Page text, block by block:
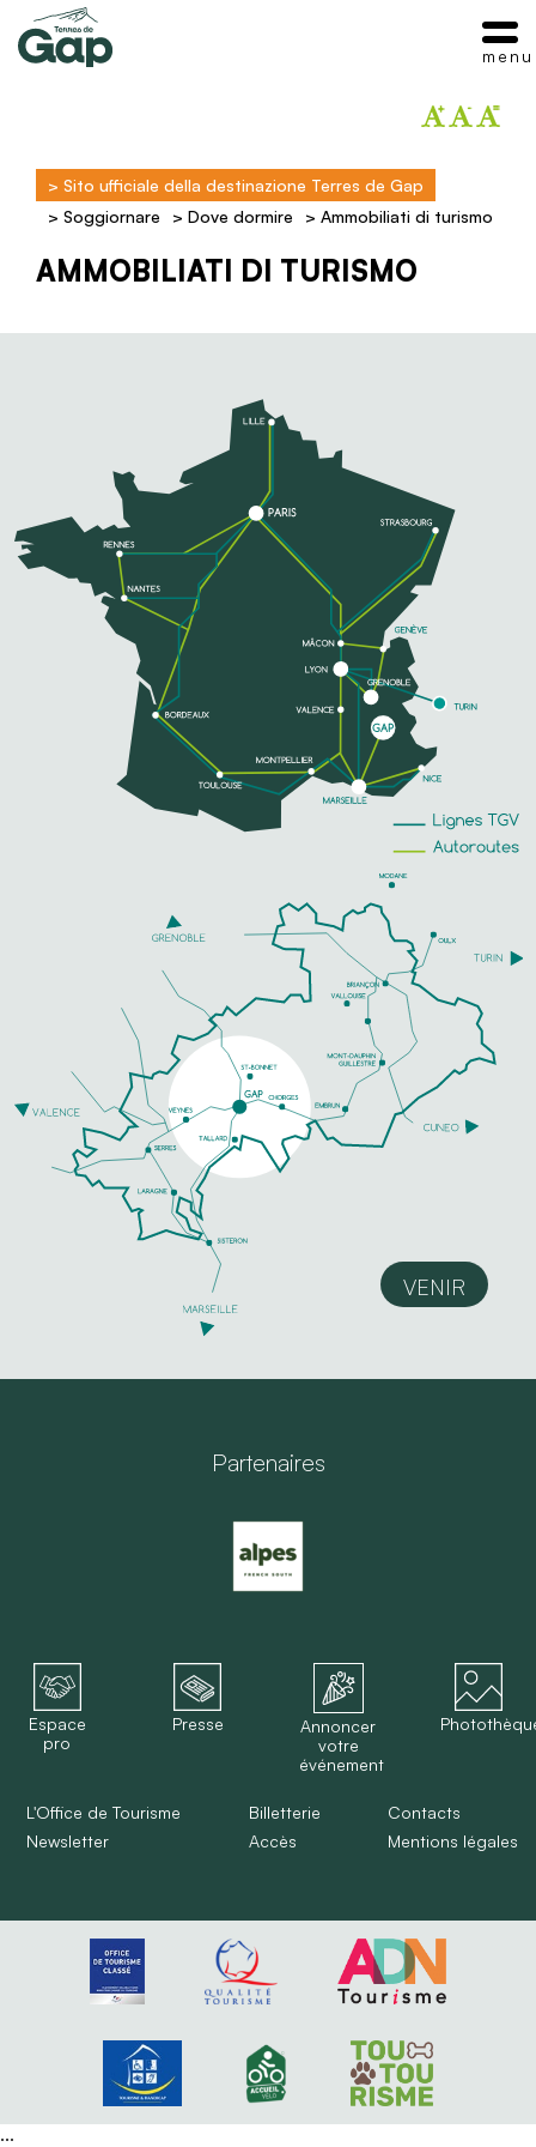
> Sito ufficiale della destinazione Terres de Gap
> Soggiornare > Dove dormire > Ammobiliati di turismo
AMMOBILIATI DI TURISMO
VENIR
Partenaires
Espace
pro
Presse
Annoncer
votre
événement
L'Office de Tourisme
Newsletter
Billetterie
Accès
Contacts
Mentions légales
menu
...